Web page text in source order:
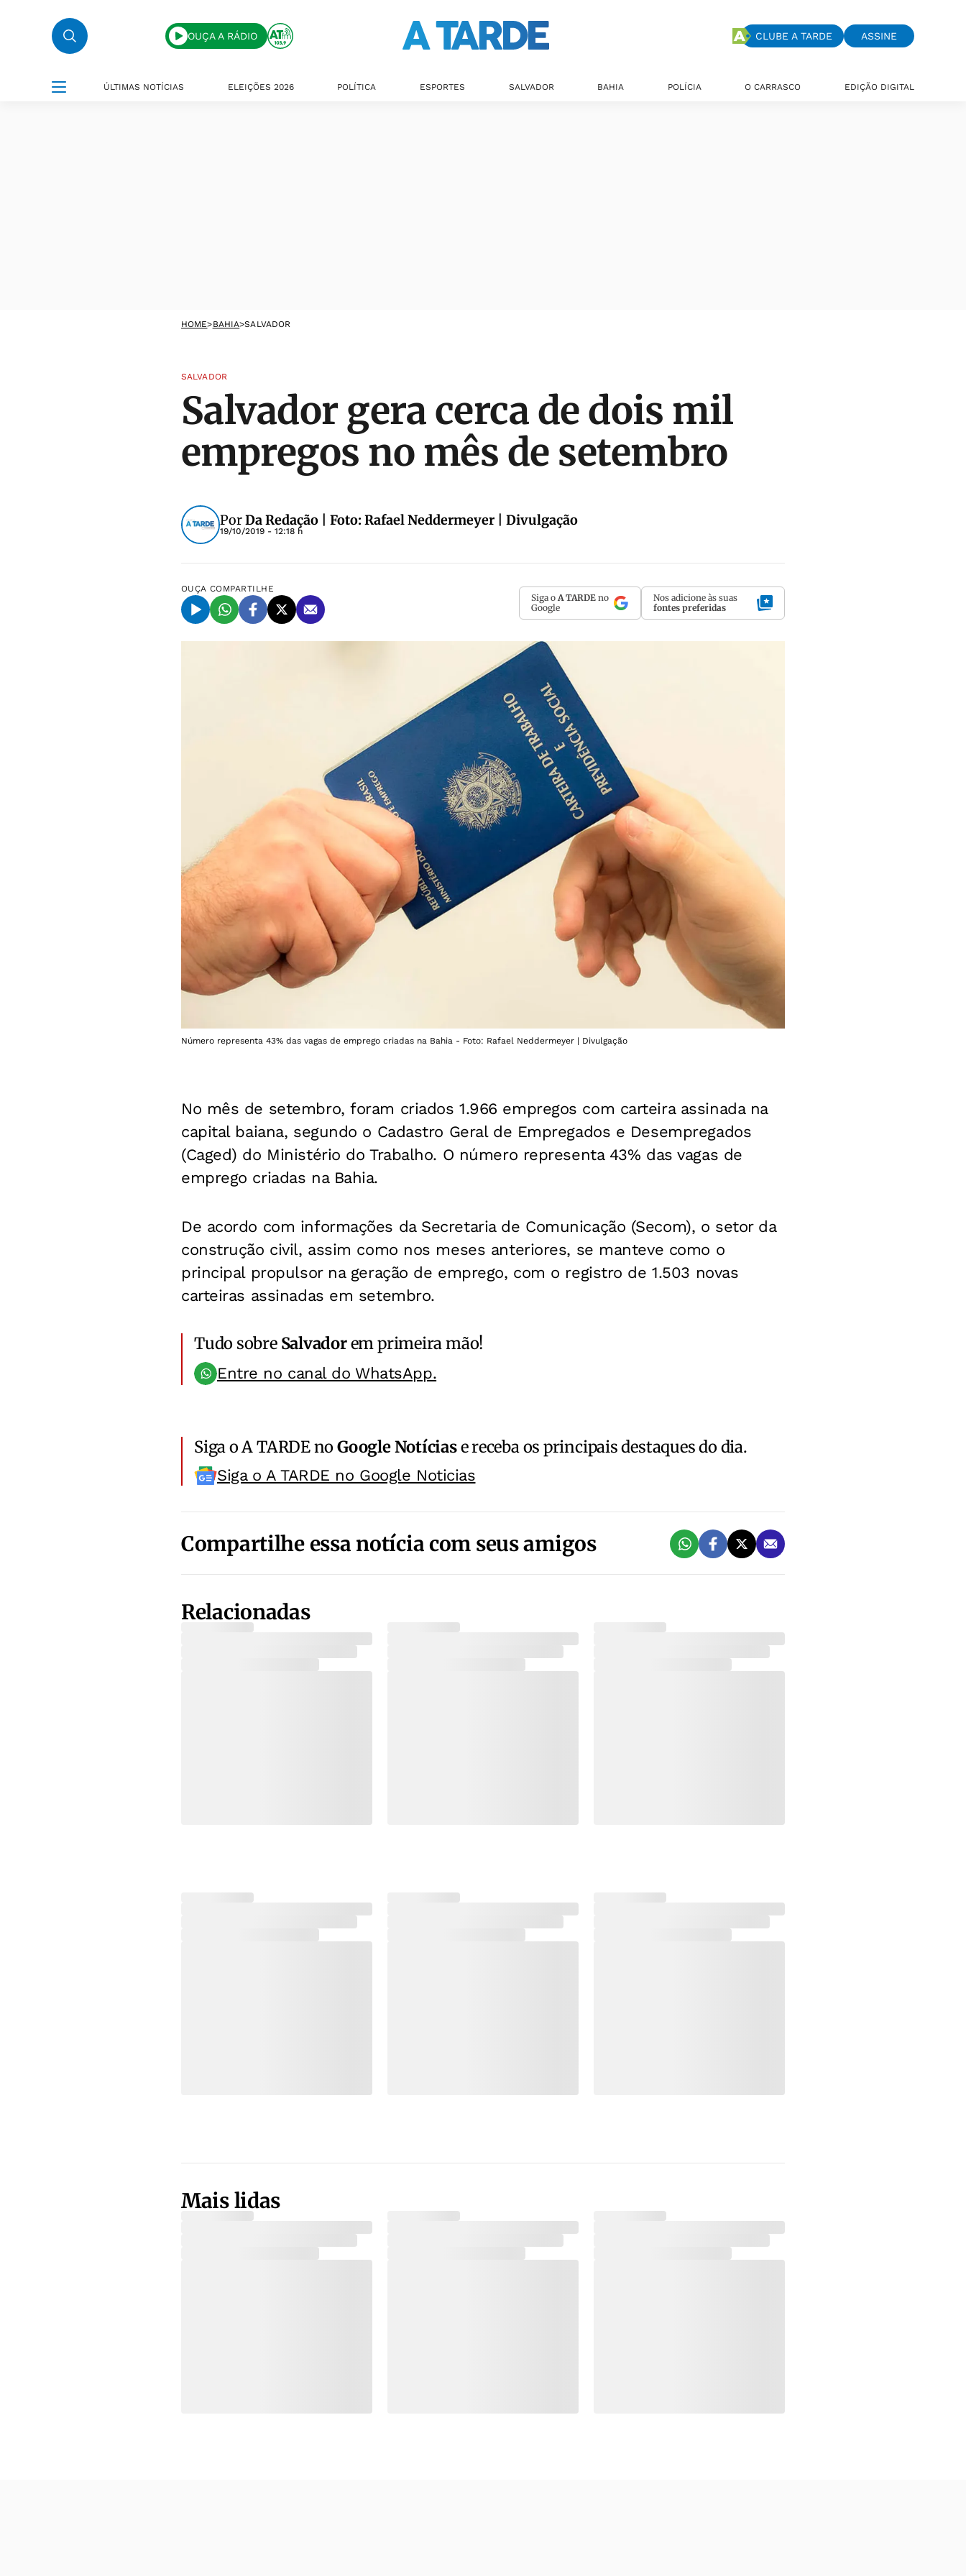
OUÇA A RÁDIO CLUBE A TARDE ASSINE
ÚLTIMAS NOTÍCIAS ELEIÇÕES 2026 POLÍTICA ESPORTES SALVADOR BAHIA POLÍCIA O CARRASCO EDIÇÃO DIGITAL
HOME>BAHIA>SALVADOR
SALVADOR
Salvador gera cerca de dois mil
empregos no mês de setembro
PorDa Redação | Foto: Rafael Neddermeyer | Divulgação
19/10/2019 - 12:18 h
OUÇA COMPARTILHE
Siga o A TARDE no
Google
Nos adicione às suas
fontes preferidas
Número representa 43% das vagas de emprego criadas na Bahia - Foto: Rafael Neddermeyer | Divulgação
No mês de setembro, foram criados 1.966 empregos com carteira assinada na
capital baiana, segundo o Cadastro Geral de Empregados e Desempregados
(Caged) do Ministério do Trabalho. O número representa 43% das vagas de
emprego criadas na Bahia.
De acordo com informações da Secretaria de Comunicação (Secom), o setor da
construção civil, assim como nos meses anteriores, se manteve como o
principal propulsor na geração de emprego, com o registro de 1.503 novas
carteiras assinadas em setembro.
Tudo sobre Salvadorem primeira mão!
Entre no canal do WhatsApp.
Siga o A TARDE noGoogle Notíciase receba os principais destaques do dia.
Siga o A TARDE no Google Noticias
Compartilhe essa notícia com seus amigos
Relacionadas
Mais lidas